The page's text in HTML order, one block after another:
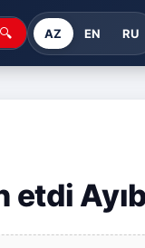
🔍 AZ EN RU
etdi